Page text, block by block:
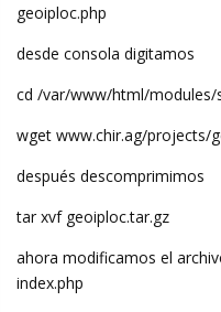
geoiploc.php
desde consola digitamos
cd /var/www/html/modules/
wget www.chir.ag/projects/
después descomprimimos
tar xvf geoiploc.tar.gz
ahora modificamos el
index.php